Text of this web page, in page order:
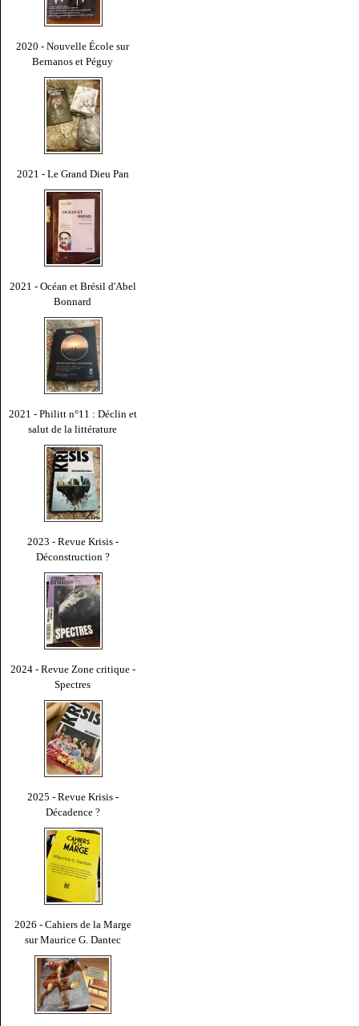
2020 - Nouvelle École sur
Bernanos et Péguy
2021 - Le Grand Dieu Pan
2021 - Océan et Brésil d'Abel
Bonnard
2021 - Philitt n°11 : Déclin et
salut de la littérature
2023 - Revue Krisis -
Déconstruction ?
2024 - Revue Zone critique -
Spectres
2025 - Revue Krisis -
Décadence ?
2026 - Cahiers de la Marge
sur Maurice G. Dantec